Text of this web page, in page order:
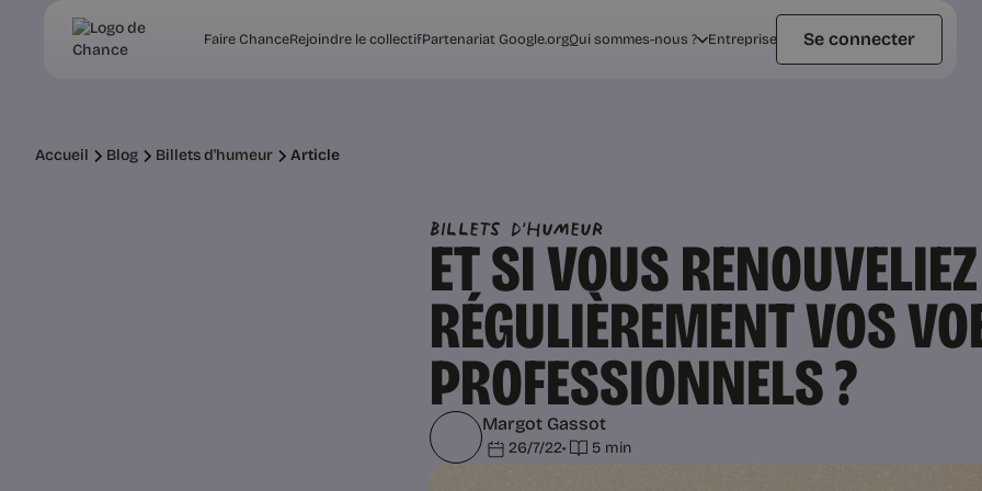
Faire ChanceRejoindre le collectifPartenariat Google.orgQui sommes-nous ? Entreprise Se connecter
Accueil Blog Billets d'humeur Article
Billets d'humeur
ET SI VOUS RENOUVELIEZ
RÉGULIÈREMENT VOS
PROFESSIONNELS ?
Margot Gassot
26/7/22• 5 min